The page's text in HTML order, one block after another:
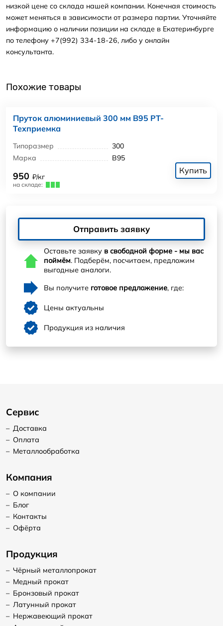
низкой цене со склада нашей компании. Конечная стоимость
может меняться в зависимости от размера партии. Уточняйте
информацию о наличии позиции на складе в Екатеринбурге
по телефону +7(992) 334-18-26, либо у онлайн
консультанта.
Похожие товары
Пруток алюминиевый 300 мм В95 РТ-
Техприемка
Типоразмер
300
Марка
В95
950 ₽/кг
на складе:
Купить
Отправить заявку
Оставьте заявку в свободной форме - мы вас
поймём. Подберём, посчитаем, предложим
выгодные аналоги.
Вы получите готовое предложение, где:
Цены актуальны
Продукция из наличия
Сервис
– Доставка
– Оплата
– Металлообработка
Компания
– О компании
– Блог
– Контакты
– Офёрта
Продукция
– Чёрный металлопрокат
– Медный прокат
– Бронзовый прокат
– Латунный прокат
– Нержавеющий прокат